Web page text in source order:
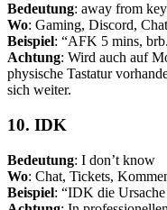
Bedeutung: away from
Wo: Gaming, Discord,
Beispiel: “AFK 5 mins,
Achtung: Wird auch auf
physische Tastatur
sich weiter.
10. IDK
Bedeutung: I don’t know
Wo: Chat, Tickets,
Beispiel: “IDK die